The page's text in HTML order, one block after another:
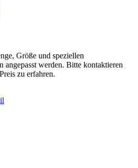
Größe und speziellen
angepasst werden. Bitte kontaktieren
zu erfahren.